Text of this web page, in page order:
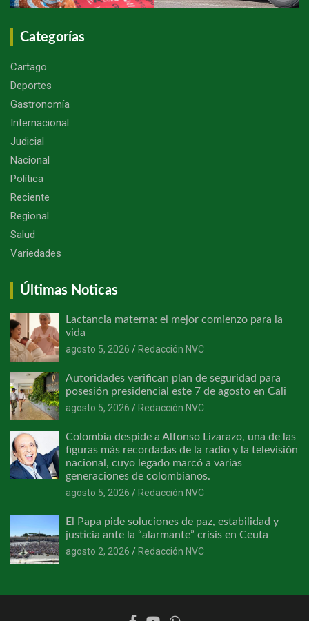
Categorías
Cartago
Deportes
Gastronomía
Internacional
Judicial
Nacional
Política
Reciente
Regional
Salud
Variedades
Últimas Noticas
Lactancia materna: el mejor comienzo para la
vida
agosto 5, 2026
Redacción NVC
Autoridades verifican plan de seguridad para
posesión presidencial este 7 de agosto en Cali
agosto 5, 2026
Redacción NVC
Colombia despide a Alfonso Lizarazo, una de las
figuras más recordadas de la radio y la televisión
nacional, cuyo legado marcó a varias
generaciones de colombianos.
agosto 5, 2026
Redacción NVC
El Papa pide soluciones de paz, estabilidad y
justicia ante la “alarmante” crisis en Ceuta
agosto 2, 2026
Redacción NVC